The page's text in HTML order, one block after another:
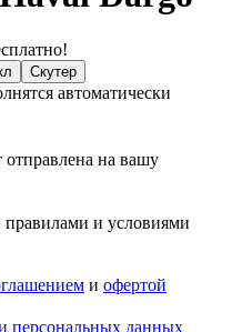
Скутер
автоматически
отправлена на вашу
правилами и условиями
и офертой
персональных данных